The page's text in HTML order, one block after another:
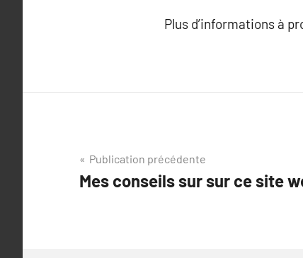
Plus d’informations à
Navigation
de
Publication précédente
Mes conseils sur sur ce site